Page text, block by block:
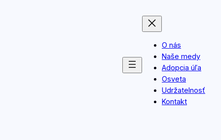
O nás
Naše medy
Adopcia úľa
Osveta
Udržatelnosť
Kontakt